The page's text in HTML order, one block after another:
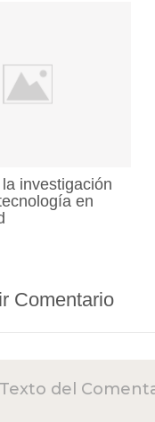
investigación
en
Comentario